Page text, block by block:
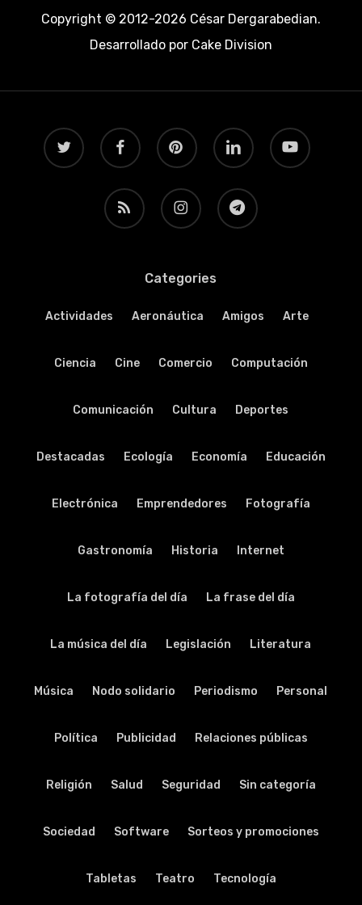
Copyright © 2012-2026 César Dergarabedian.
Desarrollado porCake Division
twitter facebook pinterest linkedin youtube
RSS instagram telegram
Categories
Actividades Aeronáutica Amigos Arte
Ciencia Cine Comercio Computación
Comunicación Cultura Deportes
Destacadas Ecología Economía Educación
Electrónica Emprendedores Fotografía
Gastronomía Historia Internet
La fotografía del día La frase del día
La música del día Legislación Literatura
Música Nodo solidario Periodismo Personal
Política Publicidad Relaciones públicas
Religión Salud Seguridad Sin categoría
Sociedad Software Sorteos y promociones
Tabletas Teatro Tecnología